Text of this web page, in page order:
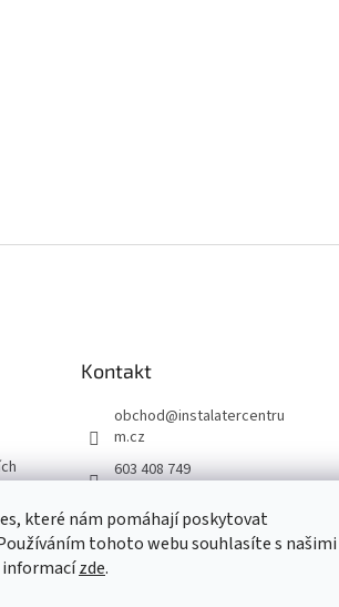
které nám pomáhají poskytovat
tohoto webu souhlasíte s našimi
informacízde.
Kontakt
obchod@instalatercentru
m.cz
603 408 749